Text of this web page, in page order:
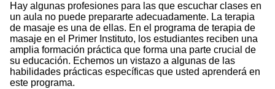
Hay algunas profesiones para las que escuchar clases en
un aula no puede prepararte adecuadamente. La terapia
de masaje es una de ellas. En el programa de terapia de
masaje en el Primer Instituto, los estudiantes reciben una
amplia formación práctica que forma una parte crucial de
su educación. Echemos un vistazo a algunas de las
habilidades prácticas específicas que usted aprenderá en
este programa.